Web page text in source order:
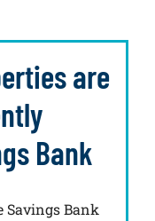
are
Bank
Savings Bank